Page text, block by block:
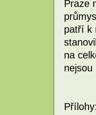
Praze
patří k
na
Přílohy: